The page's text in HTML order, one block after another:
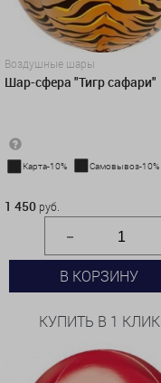
Воздушные шары
Шар-сфера "Тигр сафари"
Карта-10% Самовывоз-10%
1 450 руб.
В КОРЗИНУ
КУПИТЬ В 1 КЛИК